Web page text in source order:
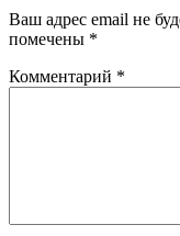
Ваш адрес email не
помечены *
Комментарий *